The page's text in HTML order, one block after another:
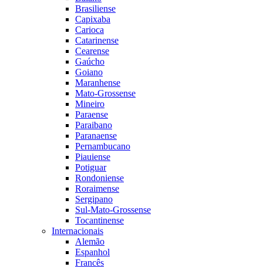
Brasiliense
Capixaba
Carioca
Catarinense
Cearense
Gaúcho
Goiano
Maranhense
Mato-Grossense
Mineiro
Paraense
Paraibano
Paranaense
Pernambucano
Piauiense
Potiguar
Rondoniense
Roraimense
Sergipano
Sul-Mato-Grossense
Tocantinense
Internacionais
Alemão
Espanhol
Francês